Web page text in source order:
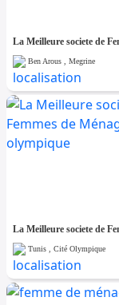
Ben Arous , Megrine
Tunis , Cité Olympique